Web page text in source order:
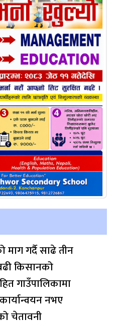
माग गर्दै साढे तीन
किसानको
गाउँपालिकामा
नभए
चेतावनी